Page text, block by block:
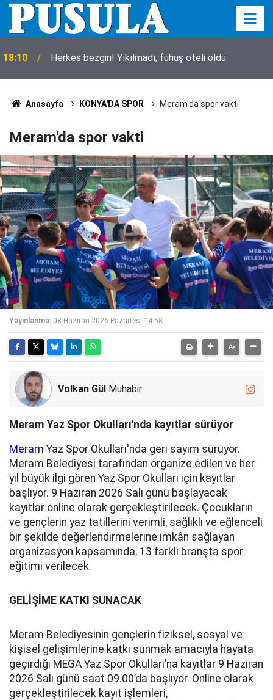
18:10 Herkes bezgin! Yıkılmadı, fuhuş oteli oldu
Anasayfa KONYA'DA SPOR Meram'da spor vakti
Meram'da spor vakti
Yayınlanma: 08 Haziran 2026 Pazartesi 14:58
Volkan Gül Muhabir
Meram Yaz Spor Okulları'nda kayıtlar sürüyor
Meram Yaz Spor Okulları'nda geri sayım sürüyor.
Meram Belediyesi tarafından organize edilen ve her
yıl büyük ilgi gören Yaz Spor Okulları için kayıtlar
başlıyor. 9 Haziran 2026 Salı günü başlayacak
kayıtlar online olarak gerçekleştirilecek. Çocukların
ve gençlerin yaz tatillerini verimli, sağlıklı ve eğlenceli
bir şekilde değerlendirmelerine imkân sağlayan
organizasyon kapsamında, 13 farklı branşta spor
eğitimi verilecek.
GELİŞİME KATKI SUNACAK
Meram Belediyesinin gençlerin fiziksel, sosyal ve
kişisel gelişimlerine katkı sunmak amacıyla hayata
geçirdiği MEGA Yaz Spor Okulları’na kayıtlar 9 Haziran
2026 Salı günü saat 09.00’da başlıyor. Online olarak
gerçekleştirilecek kayıt işlemleri,